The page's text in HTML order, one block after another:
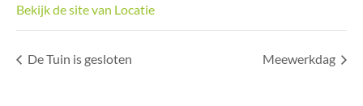
Bekijk de site van Locatie
De Tuin is gesloten Meewerkdag